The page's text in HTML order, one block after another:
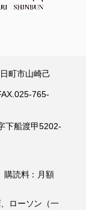
町市山崎己
765-
下船渡甲5202-
購読料：月額
ローソン（一